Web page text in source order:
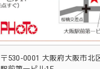
〒530-0001 大阪府大阪市北